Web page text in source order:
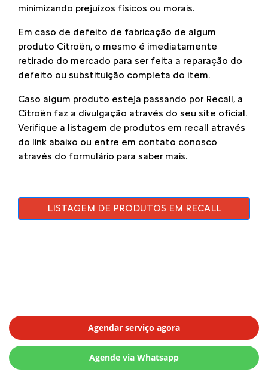
minimizando prejuízos físicos ou morais.
Em caso de defeito de fabricação de algum
produto Citroën, o mesmo é imediatamente
retirado do mercado para ser feita a reparação do
defeito ou substituição completa do item.
Caso algum produto esteja passando por Recall, a
Citroën faz a divulgação através do seu site oficial.
Verifique a listagem de produtos em recall através
do link abaixo ou entre em contato conosco
através do formulário para saber mais.
LISTAGEM DE PRODUTOS EM RECALL
Agendar serviço agora
Agende via Whatsapp